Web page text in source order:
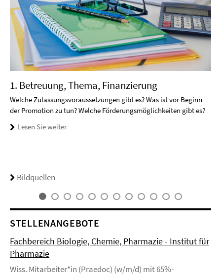
1. Betreuung, Thema, Finanzierung
Welche Zulassungsvoraussetzungen gibt es? Was ist vor Beginn
der Promotion zu tun? Welche Förderungsmöglichkeiten gibt es?
Lesen Sie weiter
Bildquellen
STELLENANGEBOTE
Fachbereich Biologie, Chemie, Pharmazie - Institut für
Pharmazie
Wiss. Mitarbeiter*in (Praedoc) (w/m/d) mit 65%-